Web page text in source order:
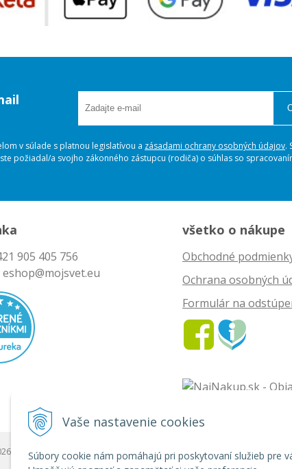
Vaše nastavenie cookies
Súbory cookie nám pomáhajú pri poskytovaní služieb pre
v súlade s platnou legislatívou a zásadami ochrany osobných údajov.
požiadal/a svojho zákonného zástupcu (rodiča) o súhlas so
905 405 756
eshop@mojsvet.eu
všetko o nákupe
Obchodné
Ochrana osobných
Formulár na
Môj svet - rozličný tovar •tvorba eshopu cez UNIobchod,webhosting